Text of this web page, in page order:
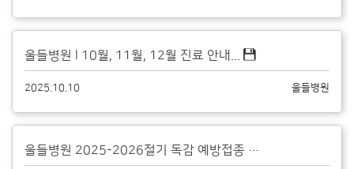
울들병원 l 10월, 11월, 12월 진료 안내...
울들병원
2025.10.10
울들병원 2025-2026절기 독감 예방접종 안내...